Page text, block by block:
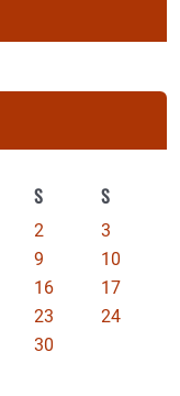
S S
2
3
9
10
16
17
23
24
30